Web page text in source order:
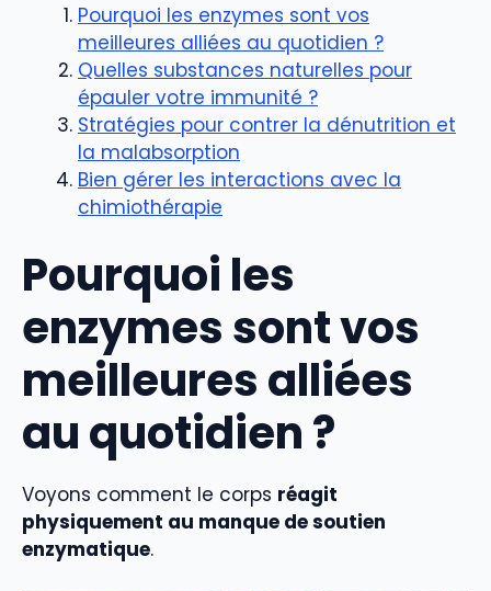
Pourquoi les enzymes sont vos
meilleures alliées au quotidien ?
Quelles substances naturelles pour
épauler votre immunité ?
Stratégies pour contrer la dénutrition et
la malabsorption
Bien gérer les interactions avec la
chimiothérapie
Pourquoi les
enzymes sont vos
meilleures alliées
au quotidien ?
Voyons comment le corps réagit
physiquement au manque de soutien
enzymatique.